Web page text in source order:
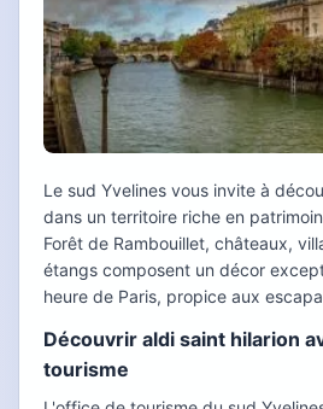
Le sud Yvelines vous invite à
dans un territoire riche en
Forêt de Rambouillet, châteaux,
étangs composent un décor
heure de Paris, propice aux
Découvrir aldi saint hilarion
tourisme